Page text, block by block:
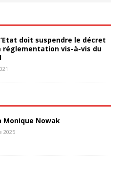
doit suspendre le décret
réglementation vis-à-vis du
Monique Nowak
2025